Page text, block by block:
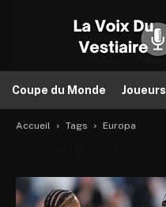
Coupe du Monde Joueurs
Accueil Tags Europa